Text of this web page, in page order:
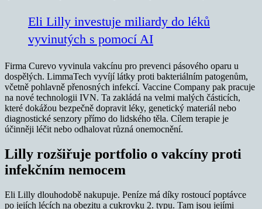
Eli Lilly investuje miliardy do léků
vyvinutých s pomocí AI
Firma Curevo vyvinula vakcínu pro prevenci pásového oparu u
dospělých. LimmaTech vyvíjí látky proti bakteriálním patogenům,
včetně pohlavně přenosných infekcí. Vaccine Company pak pracuje
na nové technologii IVN. Ta zakládá na velmi malých částicích,
které dokážou bezpečně dopravit léky, genetický materiál nebo
diagnostické senzory přímo do lidského těla. Cílem terapie je
účinněji léčit nebo odhalovat různá onemocnění.
Lilly rozšiřuje portfolio o vakcíny proti
infekčním nemocem
Eli Lilly dlouhodobě nakupuje. Peníze má díky rostoucí poptávce
po jejích lécích na obezitu a cukrovku 2. typu. Tam jsou jejími